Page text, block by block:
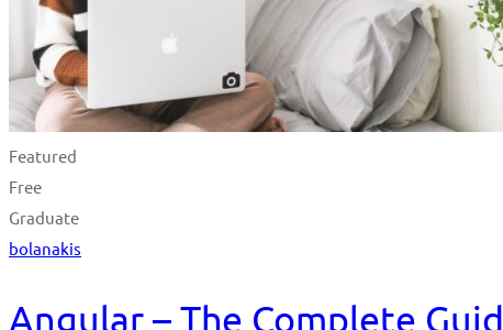
Featured
Free
Graduate
bolanakis
Angular – The Complete